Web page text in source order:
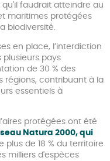
faudrait atteindre au
maritimes protégées
biodiversité.
en place, l’interdiction
pays
de 30 % des
régions, contribuant à la
essentiels à
protégées ont été
Natura 2000, qui
plus de 18 % du territoire
milliers d'espèces